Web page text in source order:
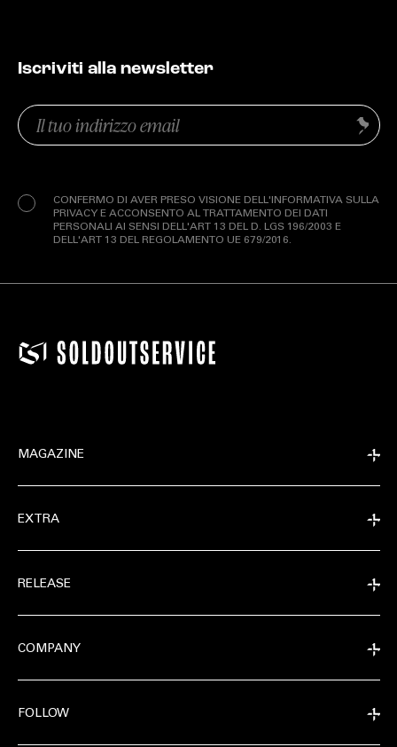
Iscriviti alla newsletter
Email
(Obbligatorio)
CONFERMO DI AVER PRESO VISIONE DELL'INFORMATIVA SULLA
PRIVACY E ACCONSENTO AL TRATTAMENTO DEI DATI
PERSONALI AI SENSI DELL'ART 13 DEL D. LGS 196/2003 E
DELL'ART 13 DEL REGOLAMENTO UE 679/2016.
Invia
MAGAZINE
EXTRA
RELEASE
COMPANY
FOLLOW